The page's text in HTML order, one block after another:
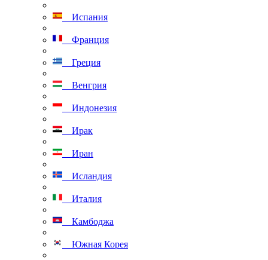
Испания
Франция
Греция
Венгрия
Индонезия
Ирак
Иран
Исландия
Италия
Камбоджа
Южная Корея